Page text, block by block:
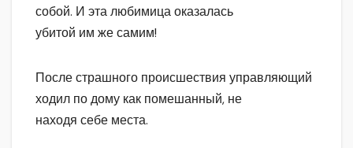
собой. И эта любимица оказалась
убитой им же самим!
После страшного происшествия управляющий
ходил по дому как помешанный, не
находя себе места.